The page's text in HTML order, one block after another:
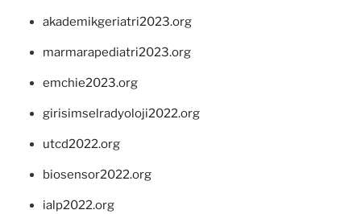
akademikgeriatri2023.org
marmarapediatri2023.org
emchie2023.org
girisimselradyoloji2022.org
utcd2022.org
biosensor2022.org
ialp2022.org